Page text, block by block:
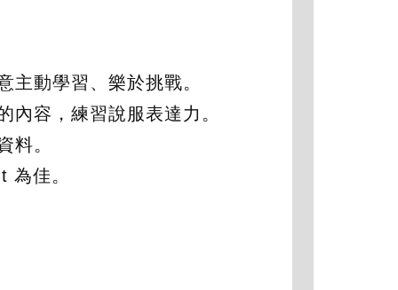
動學習、樂於挑戰。
容，練習說服表達力。
料。
佳。